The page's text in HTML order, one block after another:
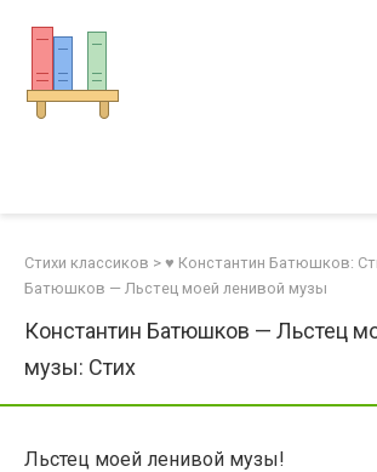
контенту
Стихи классиков > ♥ Константин Батюшков:
Батюшков — Льстец моей ленивой музы
Константин Батюшков — Льстец
музы: Стих
Льстец моей ленивой музы!